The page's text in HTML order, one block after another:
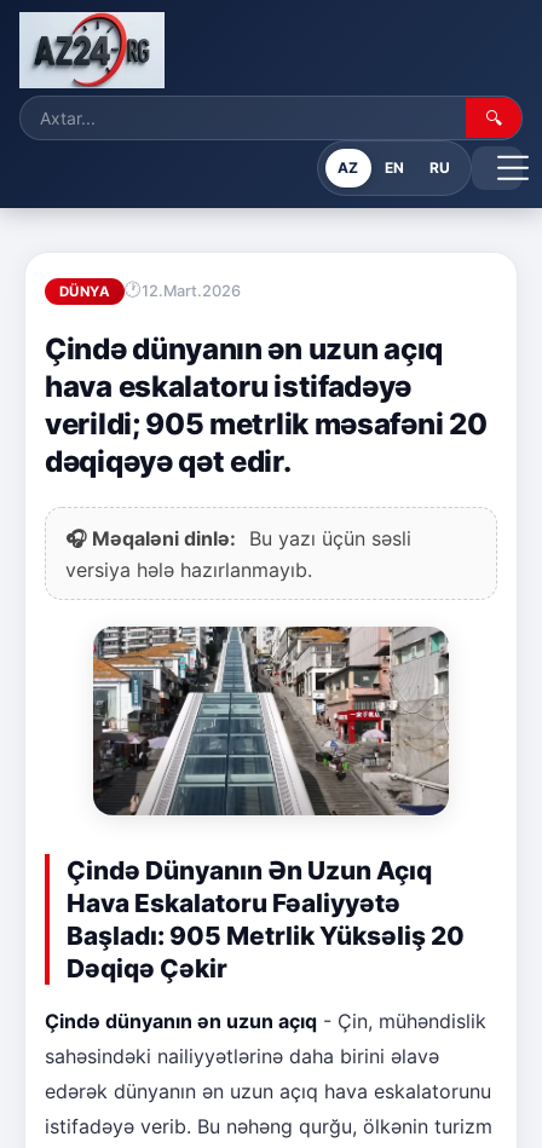
🔍
AZ EN RU
DÜNYA 12.Mart.2026
Çində dünyanın ən uzun açıq
hava eskalatoru istifadəyə
verildi; 905 metrlik məsafəni 20
dəqiqəyə qət edir.
🎧 Məqaləni dinlə:
Bu yazı üçün səsli
versiya hələ hazırlanmayıb.
Çində Dünyanın Ən Uzun Açıq
Hava Eskalatoru Fəaliyyətə
Başladı: 905 Metrlik Yüksəliş 20
Dəqiqə Çəkir
Çində dünyanın ən uzun açıq - Çin, mühəndislik
sahəsindəki nailiyyətlərinə daha birini əlavə
edərək dünyanın ən uzun açıq hava eskalatorunu
istifadəyə verib. Bu nəhəng qurğu, ölkənin turizm